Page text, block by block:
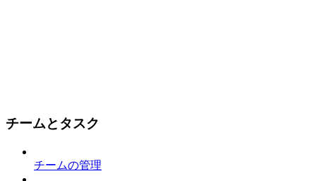
チームとタスク
チームの管理